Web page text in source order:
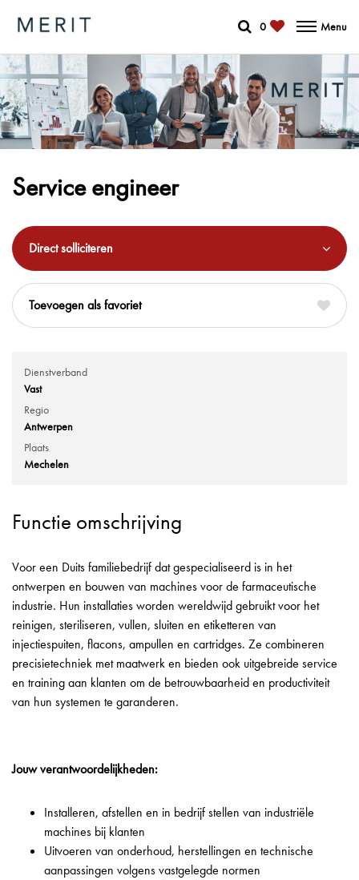
0 Menu
Service engineer
Direct solliciteren
favoriet
Dienstverband
Vast
Regio
Antwerpen
Plaats
Mechelen
Functie omschrijving
Voor een Duits familiebedrijf dat gespecialiseerd is in het
ontwerpen en bouwen van machines voor de farmaceutische
industrie. Hun installaties worden wereldwijd gebruikt voor het
reinigen, steriliseren, vullen, sluiten en etiketteren van
injectiespuiten, flacons, ampullen en cartridges. Ze combineren
precisietechniek met maatwerk en bieden ook uitgebreide service
en training aan klanten om de betrouwbaarheid en productiviteit
van hun systemen te garanderen.
Jouw verantwoordelijkheden:
Installeren, afstellen en in bedrijf stellen van industriële
machines bij klanten
Uitvoeren van onderhoud, herstellingen en technische
aanpassingen volgens vastgelegde normen